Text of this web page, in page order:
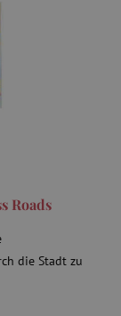
Roads
die Stadt zu